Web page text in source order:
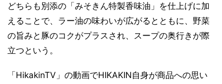
どちらも別添の「みそきん特製香味油」を仕上げに加
えることで、ラー油の味わいが広がるとともに、野菜
の旨みと豚のコクがプラスされ、スープの奥行きが際
立つという。
「HikakinTV」の動画でHIKAKIN自身が商品への思い